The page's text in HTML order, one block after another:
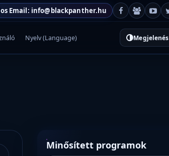
Email: info@blackpanther.hu
Nyelv (Language) Megjelenés
Minősített programok